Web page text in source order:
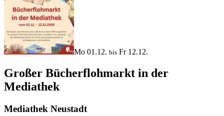
Mo 01.12. bis Fr 12.12.
Großer Bücherflohmarkt in der
Mediathek
Mediathek Neustadt